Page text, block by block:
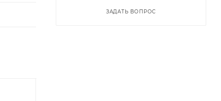
ЗАДАТЬ ВОПРОС